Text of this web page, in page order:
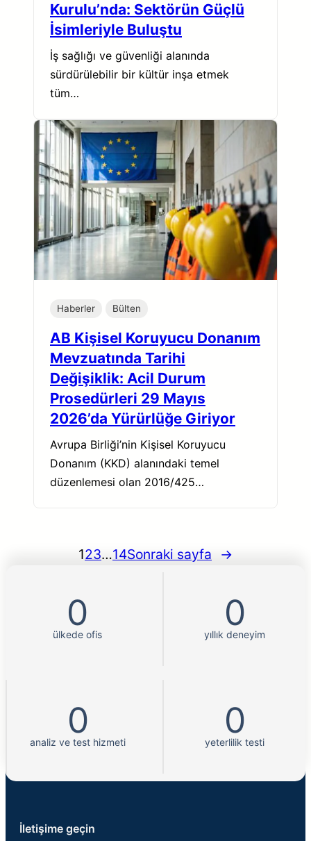
Kurulu’nda: Sektörün Güçlü
İsimleriyle Buluştu
İş sağlığı ve güvenliği alanında
sürdürülebilir bir kültür inşa etmek
tüm…
Haberler Bülten
AB Kişisel Koruyucu Donanım
Mevzuatında Tarihi
Değişiklik: Acil Durum
Prosedürleri 29 Mayıs
2026’da Yürürlüğe Giriyor
Avrupa Birliği’nin Kişisel Koruyucu
Donanım (KKD) alanındaki temel
düzenlemesi olan 2016/425…
123…14Sonraki sayfa →
0
ülkede ofis
0
yıllık deneyim
0
analiz ve test hizmeti
0
yeterlilik testi
İletişime geçin